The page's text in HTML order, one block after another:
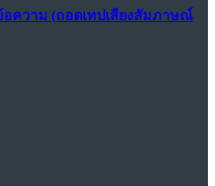
อความ (ถอดเทปเสียงสัมภาษณ์